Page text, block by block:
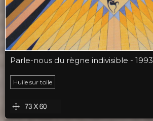
Parle-nous du règne indivisible - 1993
Huile sur toile